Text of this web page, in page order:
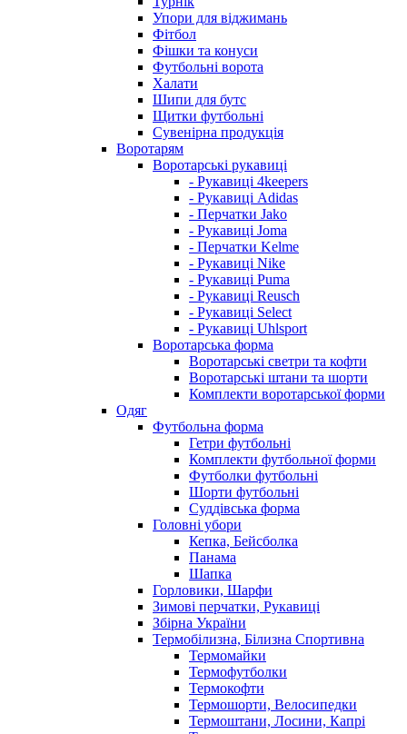
Упори для віджимань
Фітбол
Фішки та конуси
Футбольні ворота
Халати
Шипи для бутс
Щитки футбольні
Сувенірна продукція
Воротарям
Воротарські рукавиці
- Рукавиці 4keepers
- Рукавиці Adidas
- Перчатки Jako
- Рукавиці Joma
- Перчатки Kelme
- Рукавиці Nike
- Рукавиці Puma
- Рукавиці Reusch
- Рукавиці Select
- Рукавиці Uhlsport
Воротарська форма
Воротарські светри та кофти
Воротарські штани та шорти
Комплекти воротарської форми
Одяг
Футбольна форма
Гетри футбольні
Комплекти футбольної форми
Футболки футбольні
Шорти футбольні
Суддівська форма
Головні убори
Кепка, Бейсболка
Панама
Шапка
Горловики, Шарфи
Зимові перчатки, Рукавиці
Збірна України
Термобілизна, Білизна Спортивна
Термомайки
Термофутболки
Термокофти
Термошорти, Велосипедки
Термоштани, Лосини, Капрі